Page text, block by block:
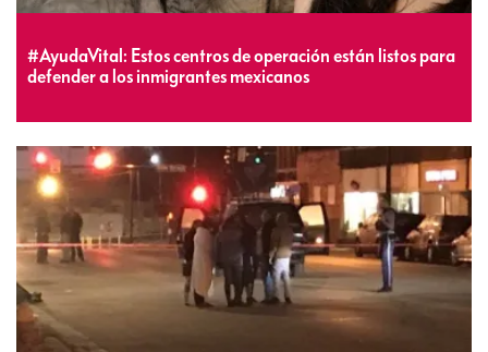
#AyudaVital: Estos centros de operación están listos para
defender a los inmigrantes mexicanos